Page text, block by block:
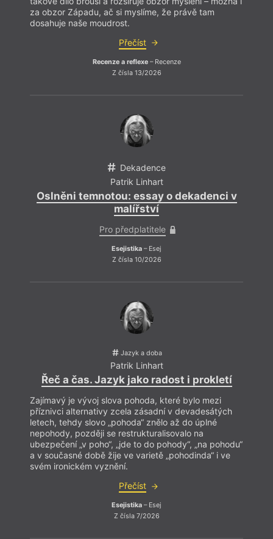
za obzor Západu, ač si myslíme, že právě tam
dosahuje naše moudrost.
Přečíst
Recenze a reflexe– Recenze
Z čísla 13/2026
Dekadence
Patrik Linhart
Oslněni temnotou: essay o dekadenci v
malířství
Pro předplatitele
Esejistika – Esej
Z čísla 10/2026
Jazyk a doba
Patrik Linhart
Řeč a čas. Jazyk jako radost i prokletí
Zajímavý je vývoj slova pohoda, které bylo mezi
příznivci alternativy zcela zásadní v devadesátých
letech, tehdy slovo „pohoda“ znělo až do úplné
nepohody, později se restrukturalisovalo na
ubezpečení „v poho“, „jde to do pohody“, „na pohodu“
a v současné době žije ve varietě „pohodinda“ i ve
svém ironickém vyznění.
Přečíst
Esejistika – Esej
Z čísla 7/2026